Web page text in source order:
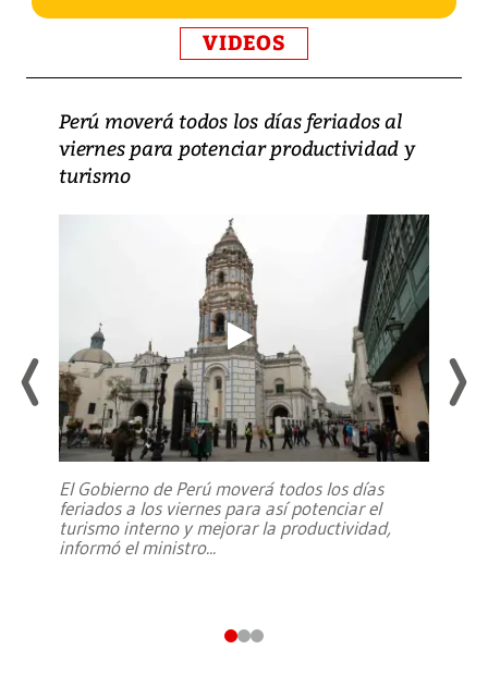
VIDEOS
Perú moverá todos los días feriados al
viernes para potenciar productividad y
turismo
El Gobierno de Perú moverá todos los días
feriados a los viernes para así potenciar el
turismo interno y mejorar la productividad,
informó el ministro...